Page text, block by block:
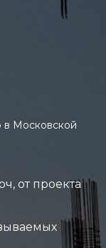
в Московской
от проекта